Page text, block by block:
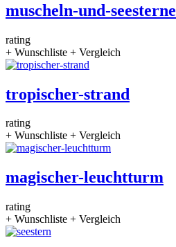
muscheln-und-seesterne
rating
+ Wunschliste + Vergleich
tropischer-strand
rating
+ Wunschliste + Vergleich
magischer-leuchtturm
rating
+ Wunschliste + Vergleich